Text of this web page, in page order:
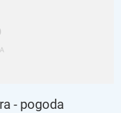
- pogoda